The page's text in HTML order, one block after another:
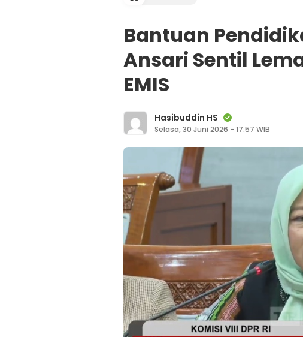
Bantuan
Ansari Sentil
EMIS
Hasibuddin HS
Selasa, 30 Juni 2026 - 17:57 WIB